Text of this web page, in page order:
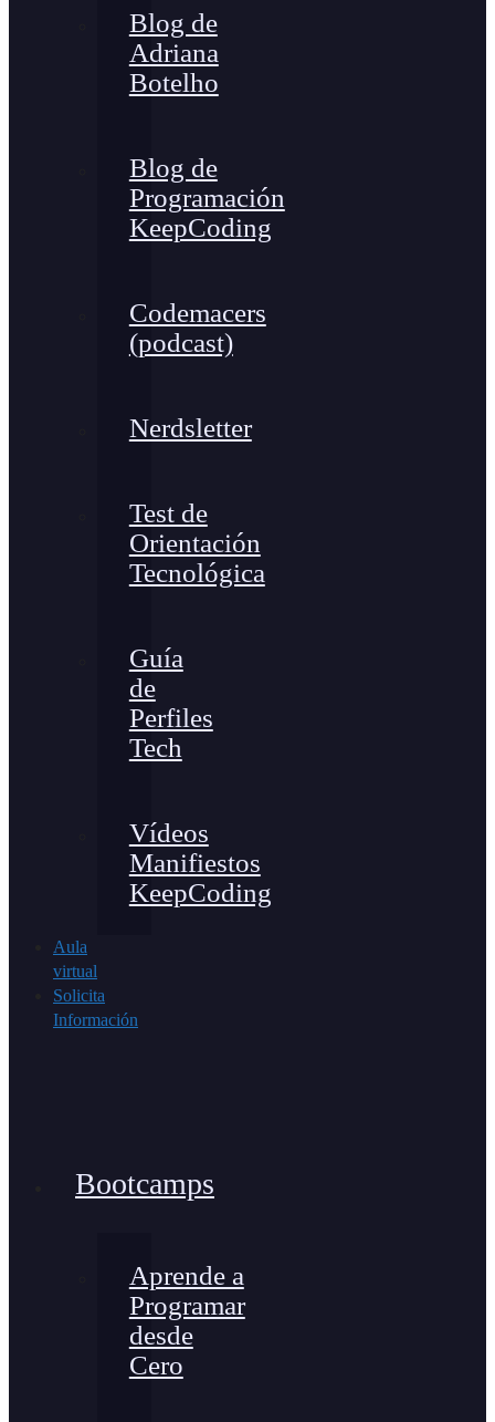
Blog de
Adriana
Botelho
Blog de
Programación
KeepCoding
Codemacers
(podcast)
Nerdsletter
Test de
Orientación
Tecnológica
Guía
de
Perfiles
Tech
Vídeos
Manifiestos
KeepCoding
Aula
virtual
Solicita
Información
Bootcamps
Aprende a
Programar
desde
Cero